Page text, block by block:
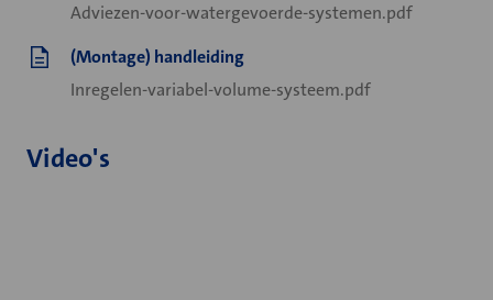
Adviezen-voor-watergevoerde-systemen.pdf
(Montage) handleiding
Inregelen-variabel-volume-systeem.pdf
Video's